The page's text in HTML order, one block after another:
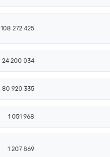
108 272 425
24 200 034
80 920 335
1 051 968
1 207 869